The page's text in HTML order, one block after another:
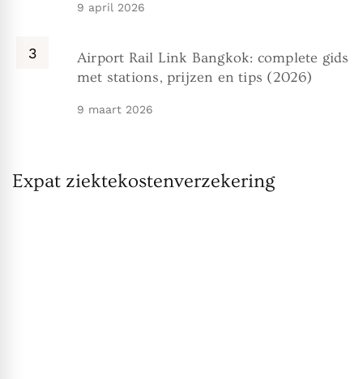
9 april 2026
Airport Rail Link Bangkok: complete gids
met stations, prijzen en tips (2026)
9 maart 2026
Expat ziektekostenverzekering